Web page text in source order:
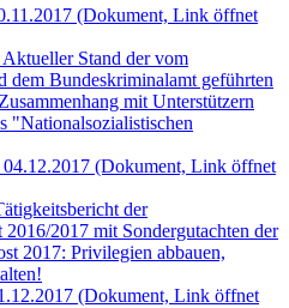
(Dokument, Link öffnet
Stand der vom
dem Bundeskriminalamt geführten
mit Unterstützern
"Nationalsozialistischen
(Dokument, Link öffnet
der
2016/2017 mit Sondergutachten der
2017: Privilegien abbauen,
(Dokument, Link öffnet